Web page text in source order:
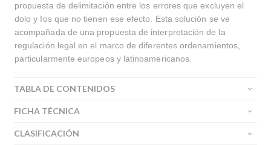
propuesta de delimitación entre los errores que excluyen el
dolo y Ios que no tienen ese efecto. Esta solución se ve
acompañada de una propuesta de interpretación de la
regulación legal en el marco de diferentes ordenamientos,
particularmente europeos y latinoamericanos.
TABLA DE CONTENIDOS
FICHA TÉCNICA
CLASIFICACIÓN